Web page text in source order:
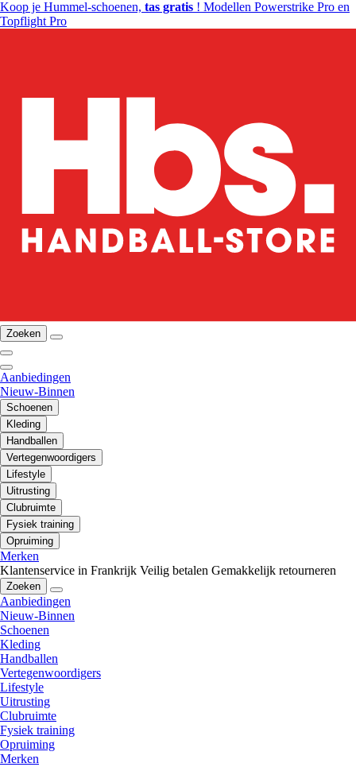
Koop je Hummel-schoenen, tas gratis ! Modellen Powerstrike Pro en
Topflight Pro
Zoeken
Aanbiedingen
Nieuw-Binnen
Schoenen
Kleding
Handballen
Vertegenwoordigers
Lifestyle
Uitrusting
Clubruimte
Fysiek training
Opruiming
Merken
Klantenservice in Frankrijk Veilig betalen Gemakkelijk retourneren
Zoeken
Aanbiedingen
Nieuw-Binnen
Schoenen
Kleding
Handballen
Vertegenwoordigers
Lifestyle
Uitrusting
Clubruimte
Fysiek training
Opruiming
Merken